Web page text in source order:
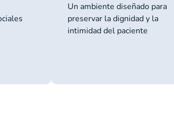
Un ambiente diseñado para
preservar la dignidad y la
intimidad del paciente